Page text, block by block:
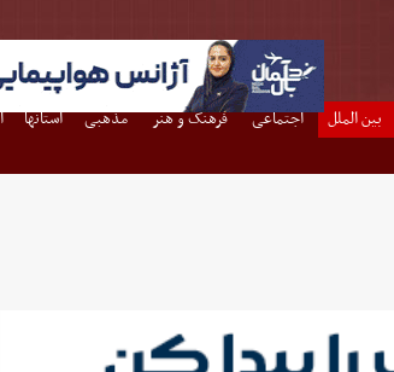
بین الملل اجتماعی فرهنگ و هنر مذهبی استانها